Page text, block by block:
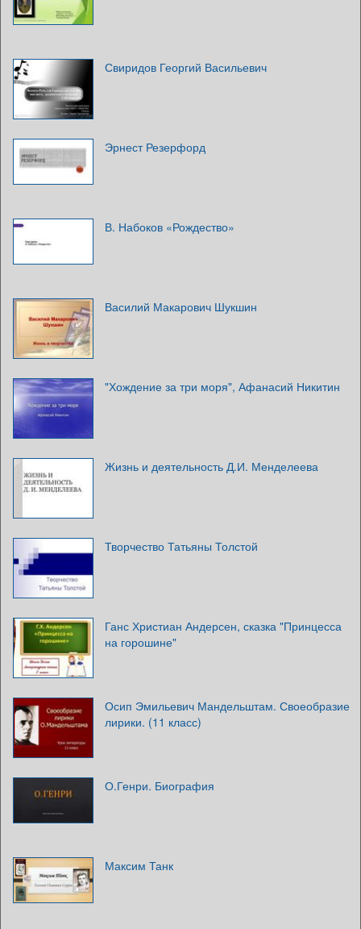
Свиридов Георгий Васильевич
Эрнест Резерфорд
В. Набоков «Рождество»
Василий Макарович Шукшин
"Хождение за три моря", Афанасий Никитин
Жизнь и деятельность Д.И. Менделеева
Творчество Татьяны Толстой
Ганс Христиан Андерсен, сказка "Принцесса
на горошине"
Осип Эмильевич Мандельштам. Своеобразие
лирики. (11 класс)
О.Генри. Биография
Максим Танк